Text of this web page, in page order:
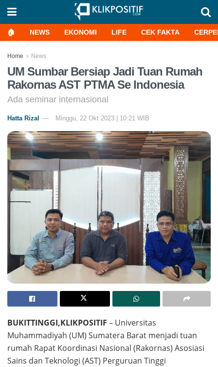
🏠 NEWS EKONOMI LIFE CEK FAKTA
Home News
UM Sumbar Bersiap Jadi Tuan Rumah
Rakornas AST PTMA Se Indonesia
Ada seminar internasional
Hatta Rizal Minggu, 22 Okt 2023 | 10:21 WIB
BUKITTINGGI,KLIKPOSITIF – Universitas
Muhammadiyah (UM) Sumatera Barat menjadi tuan
rumah Rapat Koordinasi Nasional (Rakornas) Asosiasi
Sains dan Teknologi (AST) Perguruan Tinggi